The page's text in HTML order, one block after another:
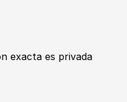
exacta es privada